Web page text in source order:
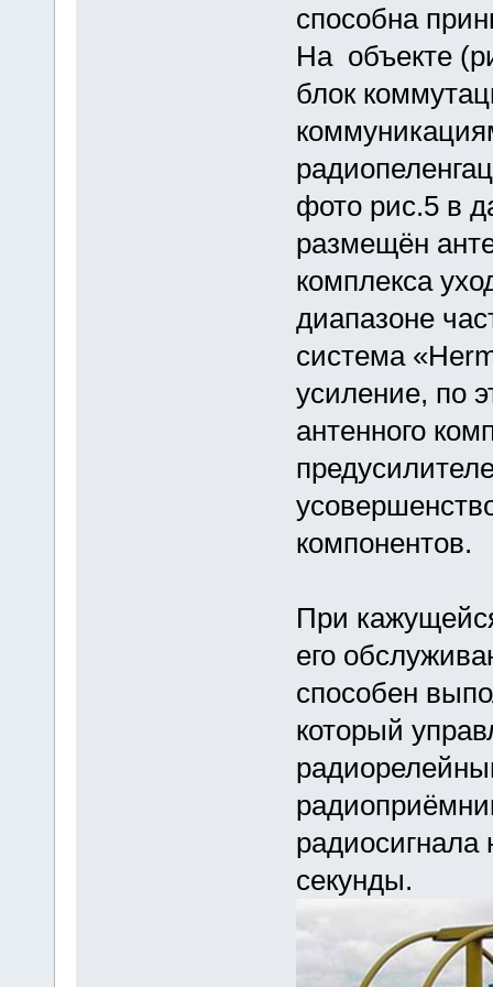
способна
На объекте
блок
фото рис.5 в
размещён
комплекса
диапазоне
система
усиление, по
антенного
компонентов.
При
его
способен
который
радиосигнала
секунды.